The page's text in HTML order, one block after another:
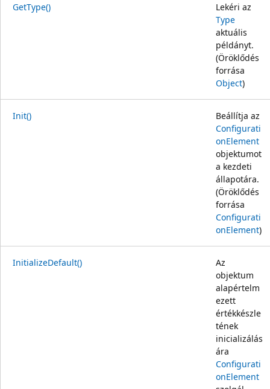
GetType()
Lekéri az
Type
aktuális
példányt.
(Öröklődés
forrása
Object)
Init()
Beállítja az
Configurati
onElement
objektumot
a kezdeti
állapotára.
(Öröklődés
forrása
Configurati
onElement)
InitializeDefault()
Az
objektum
alapértelm
ezett
értékkészle
tének
inicializálás
ára
Configurati
onElement